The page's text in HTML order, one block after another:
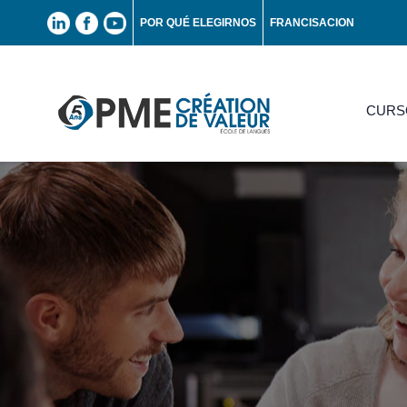
POR QUÉ ELEGIRNOS FRANCISACION